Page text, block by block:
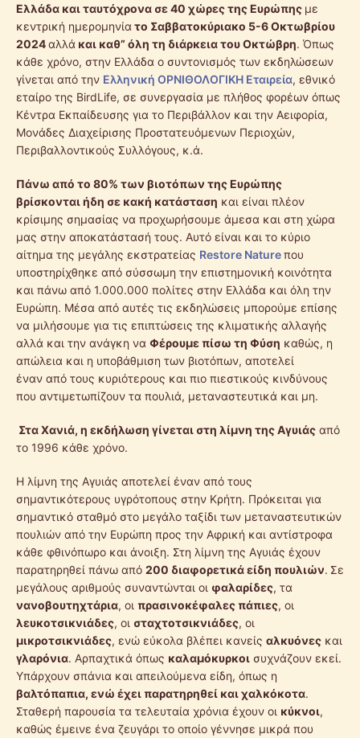
Ελλάδα και ταυτόχρονα σε 40 χώρες της Ευρώπης με
κεντρική ημερομηνία το Σαββατοκύριακο 5-6 Οκτωβρίου
2024αλλά και καθ” όλη τη διάρκεια του Οκτώβρη. Όπως
κάθε χρόνο, στην Ελλάδα ο συντονισμός των εκδηλώσεων
γίνεται από την Ελληνική ΟΡΝΙΘΟΛΟΓΙΚΗ Εταιρεία, εθνικό
εταίρο της BirdLife, σε συνεργασία με πλήθος φορέων όπως
Κέντρα Εκπαίδευσης για το Περιβάλλον και την Αειφορία,
Μονάδες Διαχείρισης Προστατευόμενων Περιοχών,
Περιβαλλοντικούς Συλλόγους, κ.ά.
Πάνω από το 80% των βιοτόπων της Ευρώπης
βρίσκονται ήδη σε κακή κατάσταση και είναι πλέον
κρίσιμης σημασίας να προχωρήσουμε άμεσα και στη χώρα
μας στην αποκατάστασή τους. Αυτό είναι και το κύριο
αίτημα της μεγάλης εκστρατείας Restore Natureπου
υποστηρίχθηκε από σύσσωμη την επιστημονική κοινότητα
και πάνω από 1.000.000 πολίτες στην Ελλάδα και όλη την
Ευρώπη. Μέσα από αυτές τις εκδηλώσεις μπορούμε επίσης
να μιλήσουμε για τις επιπτώσεις της κλιματικής αλλαγής
αλλά και την ανάγκη να Φέρουμε πίσω τη Φύση καθώς, η
απώλεια και η υποβάθμιση των βιοτόπων, αποτελεί
έναν από τους κυριότερους και πιο πιεστικούς κινδύνους
που αντιμετωπίζουν τα πουλιά, μεταναστευτικά και μη.
Στα Χανιά, η εκδήλωση γίνεται στη λίμνη της Αγυιάς από
το 1996 κάθε χρόνο.
Η λίμνη της Αγυιάς αποτελεί έναν από τους
σημαντικότερους υγρότοπους στην Κρήτη. Πρόκειται για
σημαντικό σταθμό στο μεγάλο ταξίδι των μεταναστευτικών
πουλιών από την Ευρώπη προς την Αφρική και αντίστροφα
κάθε φθινόπωρο και άνοιξη. Στη λίμνη της Αγυιάς έχουν
παρατηρηθεί πάνω από 200 διαφορετικά είδη πουλιών. Σε
μεγάλους αριθμούς συναντώνται οι φαλαρίδες, τα
νανοβουτηχτάρια, οι πρασινοκέφαλες πάπιες, οι
λευκοτσικνιάδες, οι σταχτοτσικνιάδες, οι
μικροτσικνιάδες, ενώ εύκολα βλέπει κανείς αλκυόνες και
γλαρόνια. Αρπαχτικά όπως καλαμόκυρκοι συχνάζουν εκεί.
Υπάρχουν σπάνια και απειλούμενα είδη, όπως η
βαλτόπαπια, ενώ έχει παρατηρηθεί και χαλκόκοτα.
Σταθερή παρουσία τα τελευταία χρόνια έχουν οι κύκνοι,
καθώς έμεινε ένα ζευγάρι το οποίο γέννησε μικρά που